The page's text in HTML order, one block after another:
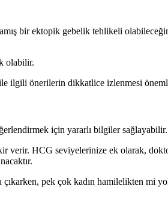
bir ektopik gebelik tehlikeli
olabilir.
ilgili önerilerin dikkatlice izlenmesi
için yararlı bilgiler sağlayabilir.
verir. HCG seviyelerinize ek olarak,
pek çok kadın hamilelikten mi